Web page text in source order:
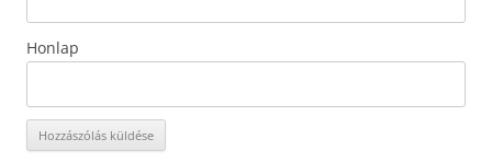
Honlap